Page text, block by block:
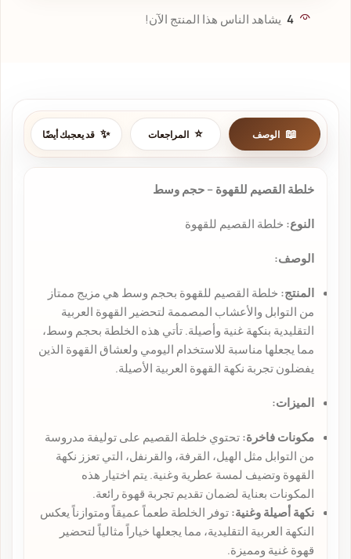
4 يشاهد الناس هذا المنتج الآن!
الوصف المراجعات قد يعجبك أيضًا
خلطة القصيم للقهوة – حجم وسط
النوع: خلطة القصيم للقهوة
الوصف:
المنتج: خلطة القصيم للقهوة بحجم وسط هي مزيج ممتاز
من التوابل والأعشاب المصممة لتحضير القهوة العربية
التقليدية بنكهة غنية وأصيلة. تأتي هذه الخلطة بحجم وسط،
مما يجعلها مناسبة للاستخدام اليومي ولعشاق القهوة الذين
يفضلون تجربة نكهة القهوة العربية الأصيلة.
الميزات:
مكونات فاخرة:تحتوي خلطة القصيم على توليفة مدروسة
من التوابل مثل الهيل، القرفة، والقرنفل، التي تعزز نكهة
القهوة وتضيف لمسة عطرية وغنية. يتم اختيار هذه
المكونات بعناية لضمان تقديم تجربة قهوة رائعة.
نكهة أصيلة وغنية:توفر الخلطة طعماً عميقاً ومتوازناً يعكس
النكهة العربية التقليدية، مما يجعلها خياراً مثالياً لتحضير
قهوة غنية ومميزة.